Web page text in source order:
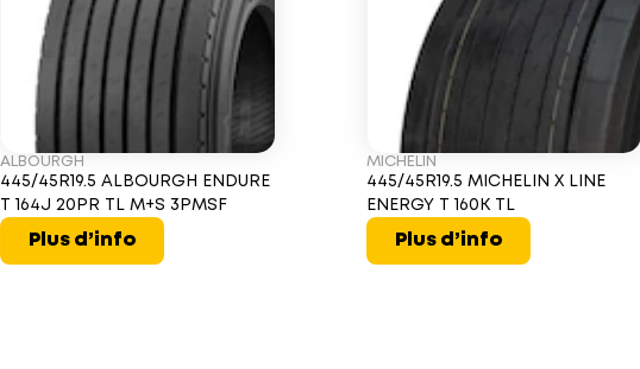
ALBOURGH
445/45R19.5 ALBOURGH ENDURE
T 164J 20PR TL M+S 3PMSF
Plus d’info
MICHELIN
445/45R19.5 MICHELIN X LINE
ENERGY T 160K TL
Plus d’info